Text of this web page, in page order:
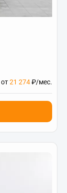
от21 274₽/мес.